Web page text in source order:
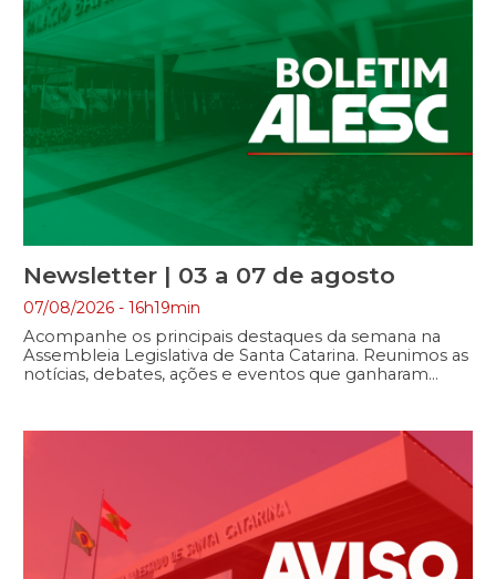
Newsletter | 03 a 07 de agosto
07/08/2026 - 16h19min
Acompanhe os principais destaques da semana na
Assembleia Legislativa de Santa Catarina. Reunimos as
notícias, debates, ações e eventos que ganharam
impactam a vida dos catarinenses. Boa leitura!